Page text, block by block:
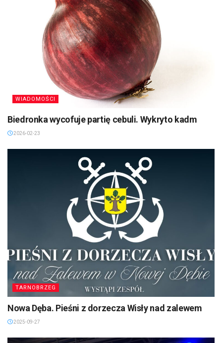
WIADOMOŚCI
Biedronka wycofuje partię cebuli. Wykryto kadm
2026-02-23
TARNOBRZEG
Nowa Dęba. Pieśni z dorzecza Wisły nad zalewem
2025-09-27